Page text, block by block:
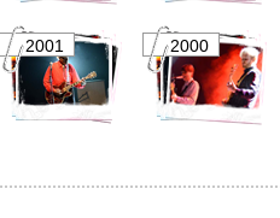
2001 2000